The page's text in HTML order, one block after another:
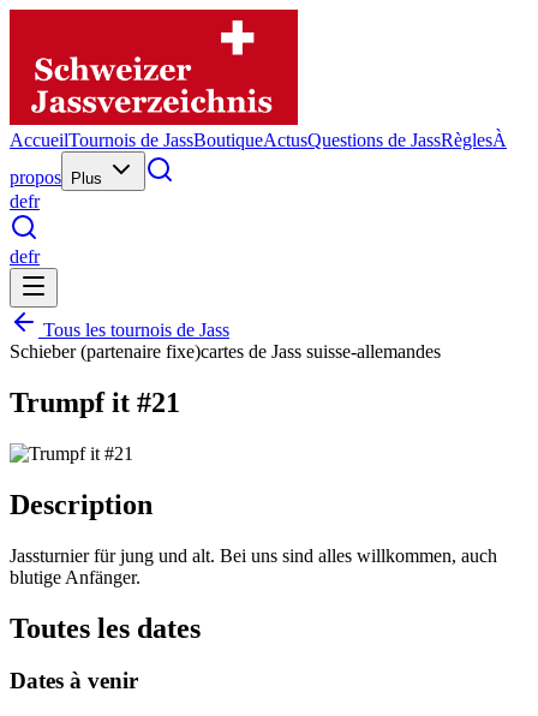
AccueilTournois de JassBoutiqueActusQuestions de JassRèglesÀ
propos
Plus
defr
defr
Tous les tournois de Jass
Schieber (partenaire fixe)cartes de Jass suisse-allemandes
Trumpf it #21
Description
Jassturnier für jung und alt. Bei uns sind alles willkommen, auch
blutige Anfänger.
Toutes les dates
Dates à venir